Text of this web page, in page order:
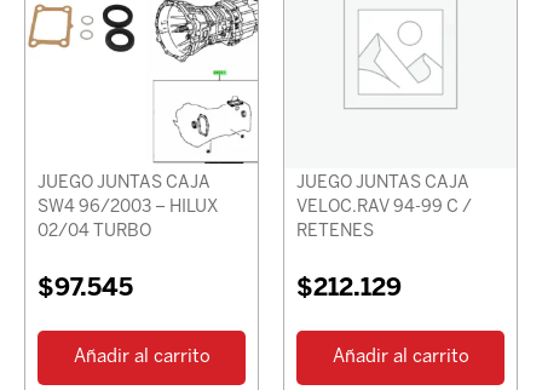
JUEGO JUNTAS CAJA
SW4 96/2003 – HILUX
02/04 TURBO
$97.545
Añadir al carrito
JUEGO JUNTAS CAJA
VELOC.RAV 94-99 C /
RETENES
$212.129
Añadir al carrito